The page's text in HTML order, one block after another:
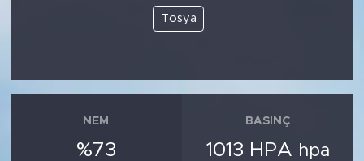
Tosya
NEM
%73
BASINÇ
1013 HPA hpa